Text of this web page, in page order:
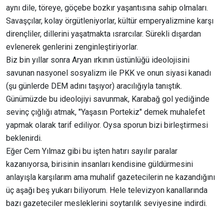
aynı dile, töreye, göçebe bozkır yaşantısına sahip olmaları.
Savaşçılar, kolay örgütleniyorlar, kültür emperyalizmine karşı
dirençliler, dillerini yaşatmakta ısrarcılar. Sürekli dışardan
evlenerek genlerini zenginleştiriyorlar.
Biz bin yıllar sonra Aryan ırkının üstünlüğü ideolojisini
savunan nasyonel sosyalizm ile PKK ve onun siyasi kanadı
(şu günlerde DEM adını taşıyor) aracılığıyla tanıştık.
Günümüzde bu ideolojiyi savunmak, Karabağ gol yediğinde
sevinç çığlığı atmak, "Yaşasın Portekiz" demek muhalefet
yapmak olarak tarif ediliyor. Oysa sporun bizi birleştirmesi
beklenirdi.
Eğer Cem Yılmaz gibi bu işten hatırı sayılır paralar
kazanıyorsa, birisinin insanları kendisine güldürmesini
anlayışla karşılarım ama muhalif gazetecilerin ne kazandığını
üç aşağı beş yukarı biliyorum. Hele televizyon kanallarında
bazı gazeteciler mesleklerini soytarılık seviyesine indirdi.